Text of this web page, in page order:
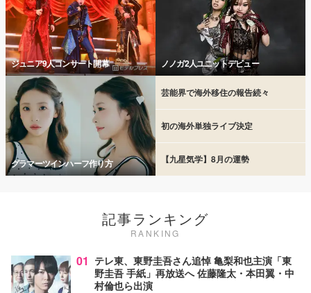
ジュニア9人コンサート開幕 ノノガ2人ユニットデビュー
グラマーツインハーフ作り方
芸能界で海外移住の報告続々
初の海外単独ライブ決定
【九星気学】8月の運勢
記事ランキング
RANKING
01 テレ東、東野圭吾さん追悼 亀梨和也主演「東
野圭吾 手紙」再放送へ 佐藤隆太・本田翼・中
村倫也ら出演